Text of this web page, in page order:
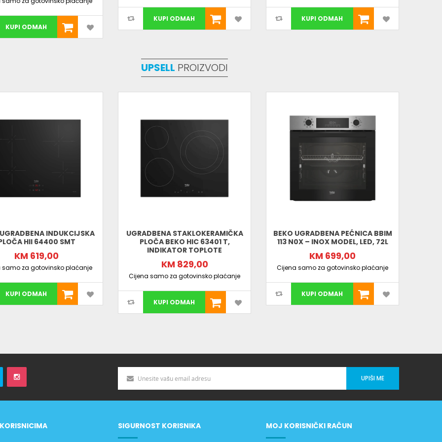
KUPI ODMAH
KUPI ODMAH KUPI ODMAH
UPSELL PROIZVODI
INDUKCIJSKA
HII 64400 SMT
KM 619,00
samo za gotovinsko plaćanje
KUPI ODMAH
UGRADBENA STAKLOKERAMIČKA
PLOČA BEKO HIC 63401 T,
INDIKATOR TOPLOTE
KM 829,00
Cijena samo za gotovinsko plaćanje
KUPI ODMAH
BEKO UGRADBENA PEĆNICA BBIM
113 N0X – INOX MODEL, LED, 72L
KM 699,00
Cijena samo za gotovinsko plaćanje
KUPI ODMAH
UPIŠI ME
SIGURNOST KORISNIKA MOJ KORISNIČKI RAČUN